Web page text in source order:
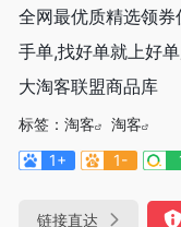
全网最优质精选领
手单,找好单就上好
大淘客联盟商品库
标签： 淘客
淘客
1+
1-
链接直达